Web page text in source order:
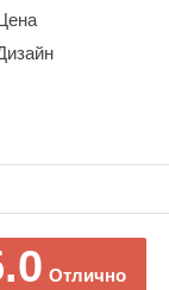
Отлично